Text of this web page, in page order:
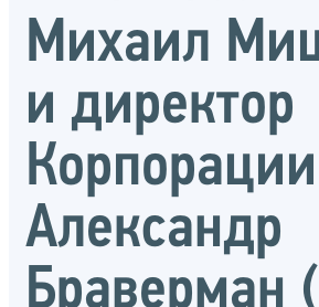
Михаил
и директор
Александр
Браверман